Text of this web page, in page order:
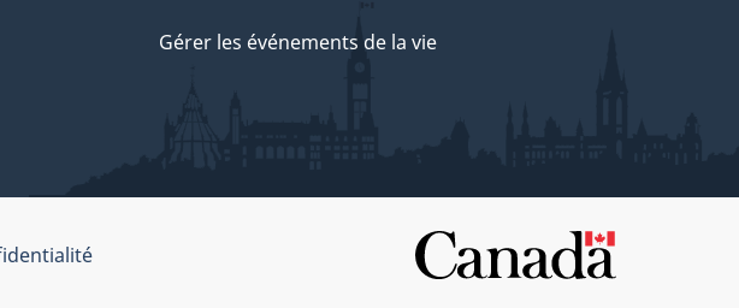
Gérer les événements de la vie